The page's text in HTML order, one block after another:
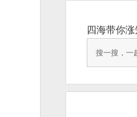
四海带你涨